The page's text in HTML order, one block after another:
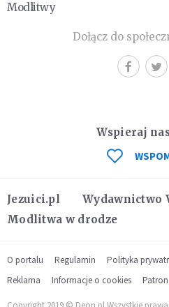
Modlitwy
Dołącz do
Jezuici.pl Wydawnictwo
Modlitwa w drodze
Wspieraj
O portalu Regulamin Polityka
Reklama
Informacje o cookies